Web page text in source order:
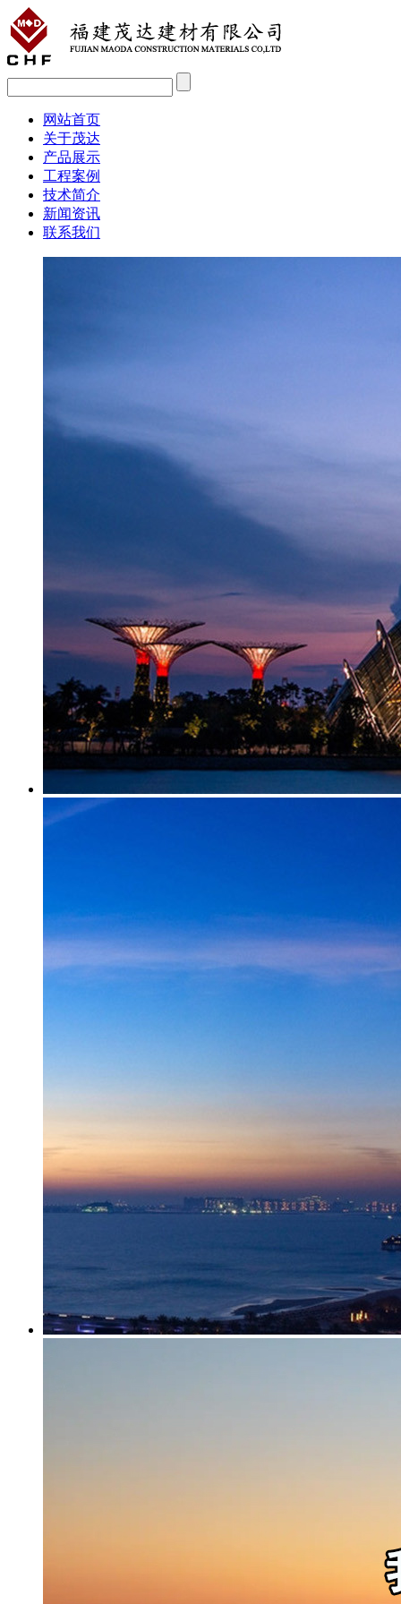
网站首页
关于茂达
产品展示
工程案例
技术简介
新闻资讯
联系我们